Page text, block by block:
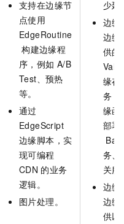
支持在边缘节
点使用
EdgeRoutine
构建边缘程
序，例如 A/B
Test、预热
等。
通过
EdgeScript
边缘脚本，实
现可编程
CDN 的业务
逻辑。
图片处理。
少延
边缘
边缘
供的
缘存
务，
缘函
部署
务、
关服
边缘
边缘
供以